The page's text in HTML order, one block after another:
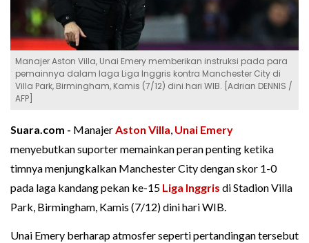
Manajer Aston Villa, Unai Emery memberikan instruksi pada para
pemainnya dalam laga Liga Inggris kontra Manchester City di
Villa Park, Birmingham, Kamis (7/12) dini hari WIB. [Adrian DENNIS /
AFP]
Suara.com - ManajerAston Villa, Unai Emery
menyebutkan suporter memainkan peran penting ketika
timnya menjungkalkan Manchester City dengan skor 1-0
pada laga kandang pekan ke-15 Liga Inggris di Stadion Villa
Park, Birmingham, Kamis (7/12) dini hari WIB.
Unai Emery berharap atmosfer seperti pertandingan tersebut